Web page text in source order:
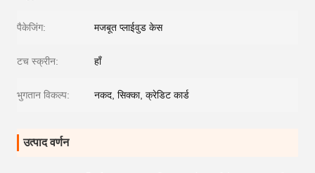
पैकेजिंग: मजबूत प्लाईवुड केस
टच स्क्रीन: हाँ
भुगतान विकल्प: नकद, सिक्का, क्रेडिट कार्ड
उत्पाद वर्णन